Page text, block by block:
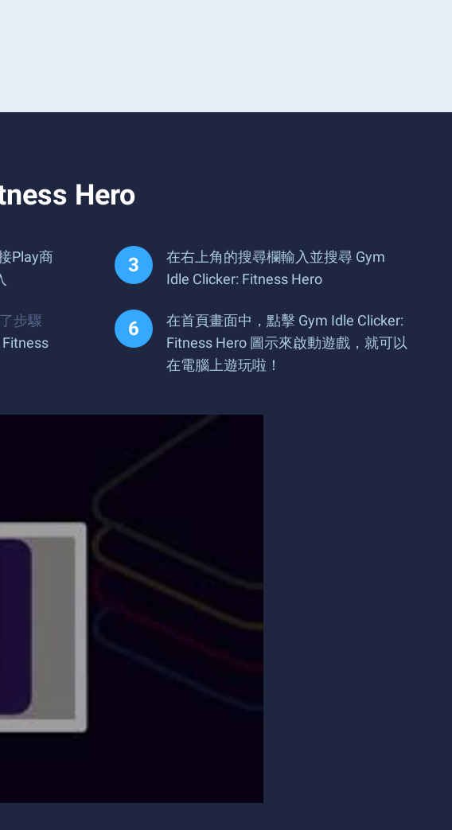
Hero
Play商
在右上角的搜尋欄輸入並搜尋 Gym
Idle Clicker: Fitness Hero
步驟
Fitness
在首頁畫面中，點擊 Gym Idle Clicker:
Fitness Hero 圖示來啟動遊戲，就可以
在電腦上遊玩啦！